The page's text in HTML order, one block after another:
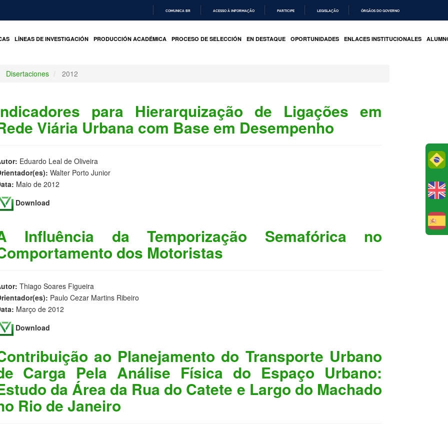
O
COMUNICA BR ACESSO À INFORMAÇÃO PARTICIPE LEGISLAÇÃO ÓRGÃOS DO GOVERNO
LÍNEAS DE INVESTIGACIÓN PRODUCCIÓN ACADÉMICA PROCESO DE SELECCIÓN EN DESTAQUE OPORTUNIDADES ENLACES INSTITUCIONALES
Disertaciones 2012
para Hierarquização de Ligações em
Viária Urbana com Base em Desempenho
Eduardo Leal de Oliveira
Walter Porto Junior
Maio de 2012
Download
Influência da Temporização Semafórica no
dos Motoristas
Thiago Soares Figueira
Paulo Cezar Martins Ribeiro
Março de 2012
Download
ao Planejamento do Transporte Urbano
Carga Pela Análise Física do Espaço Urbano:
da Área da Rua do Catete e Largo do Machado
Rio de Janeiro